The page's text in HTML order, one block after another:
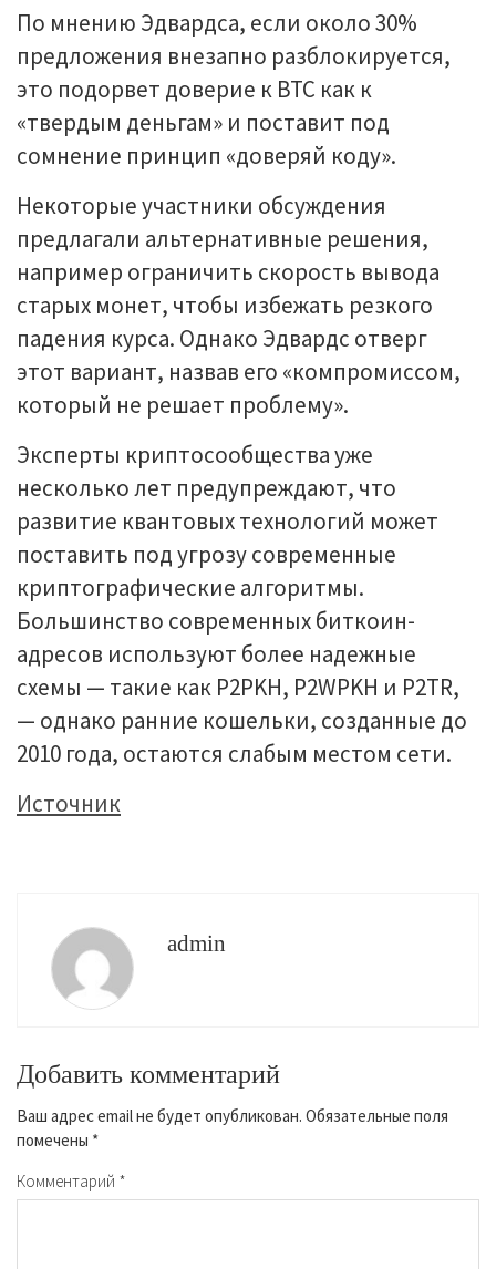
По мнению Эдвардса, если около 30%
предложения внезапно разблокируется,
это подорвет доверие к BTC как к
«твердым деньгам» и поставит под
сомнение принцип «доверяй коду».
Некоторые участники обсуждения
предлагали альтернативные решения,
например ограничить скорость вывода
старых монет, чтобы избежать резкого
падения курса. Однако Эдвардс отверг
этот вариант, назвав его «компромиссом,
который не решает проблему».
Эксперты криптосообщества уже
несколько лет предупреждают, что
развитие квантовых технологий может
поставить под угрозу современные
криптографические алгоритмы.
Большинство современных биткоин-
адресов используют более надежные
схемы — такие как P2PKH, P2WPKH и P2TR,
— однако ранние кошельки, созданные до
2010 года, остаются слабым местом сети.
Источник
admin
Добавить комментарий
Ваш адрес email не будет опубликован. Обязательные поля
помечены *
Комментарий *